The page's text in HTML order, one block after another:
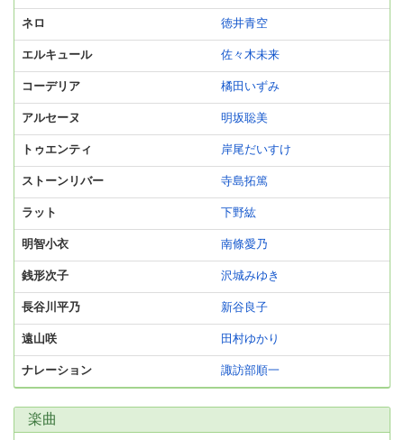
ネロ 徳井青空
エルキュール 佐々木未来
コーデリア 橘田いずみ
アルセーヌ 明坂聡美
トゥエンティ 岸尾だいすけ
ストーンリバー 寺島拓篤
ラット 下野紘
明智小衣 南條愛乃
銭形次子 沢城みゆき
長谷川平乃 新谷良子
遠山咲 田村ゆかり
ナレーション 諏訪部順一
楽曲